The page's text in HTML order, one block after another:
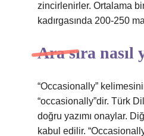
zincirlenirler. Ortalama bir
kadırgasında 200-250
Ara sıra nasıl
“Occasionally”
“occasionally”dir. Türk
doğru yazımı onaylar.
kabul edilir.